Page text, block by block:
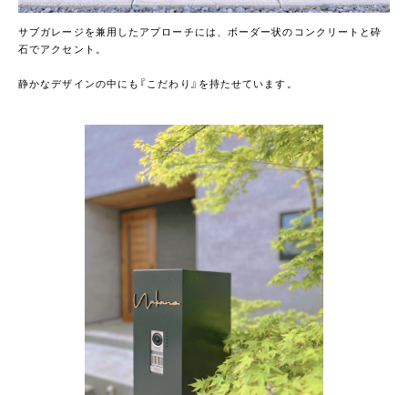
サブガレージを兼用したアプローチには、ボーダー状のコンクリートと砕
石でアクセント。
静かなデザインの中にも『こだわり』を持たせています。